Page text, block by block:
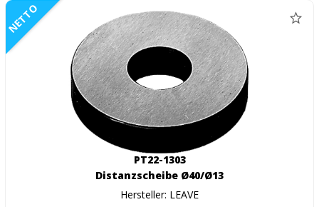
NETTO
PT22-1303
Distanzscheibe Ø40/Ø13
Hersteller: LEAVE